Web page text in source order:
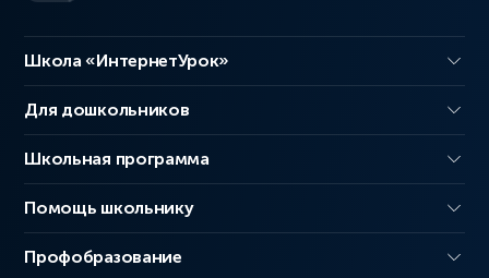
Школа «ИнтернетУрок»
Для дошкольников
Школьная программа
Помощь школьнику
Профобразование